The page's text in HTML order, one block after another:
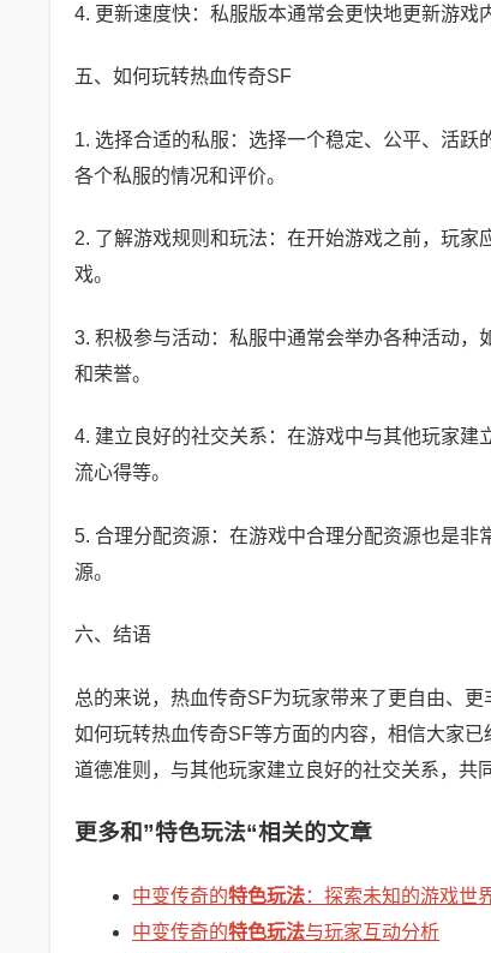
4. 更新速度快：私服版本通常会更快地更新游戏
五、如何玩转热血传奇SF
1. 选择合适的私服：选择一个稳定、公平、活
各个私服的情况和评价。
2. 了解游戏规则和玩法：在开始游戏之前，玩
戏。
3. 积极参与活动：私服中通常会举办各种活动
和荣誉。
4. 建立良好的社交关系：在游戏中与其他玩家
流心得等。
5. 合理分配资源：在游戏中合理分配资源也是
源。
六、结语
总的来说，热血传奇SF为玩家带来了更自由、
如何玩转热血传奇SF等方面的内容，相信大家
道德准则，与其他玩家建立良好的社交关系，共
更多和”特色玩法“相关的文章
中变传奇的特色玩法：探索未知的游戏世
中变传奇的特色玩法与玩家互动分析